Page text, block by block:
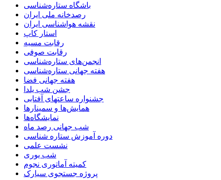
باشگاه ستاره‌شناسی
رصدخانه ملی ایران
نقشه هواشناسی ایران
استار کاپ
رقابت مسیه
رقابت صوفی
انجمن‌های ستاره‌شناسی
هفته جهانی ستاره‌شناسی
هفته جهانی فضا
جشن شب یلدا
جشنواره ساعتهای آفتابی
همایش‌ها و سمینارها
نمایشگاه‌ها
شب جهانی رصد ماه
دوره آموزش ستاره شناسی
نشست علمی
شب یوری
کمیته آماتوری نجوم
پروژه جستجوی سیارک